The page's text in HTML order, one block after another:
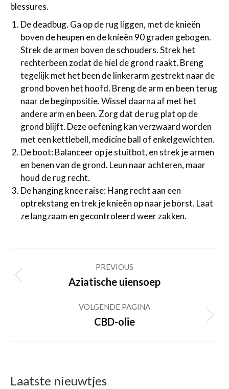
blessures.
De deadbug. Ga op de rug liggen, met de knieën
boven de heupen en de knieën 90 graden gebogen.
Strek de armen boven de schouders. Strek het
rechterbeen zodat de hiel de grond raakt. Breng
tegelijk met het been de linkerarm gestrekt naar de
grond boven het hoofd. Breng de arm en been terug
naar de beginpositie. Wissel daarna af met het
andere arm en been. Zorg dat de rug plat op de
grond blijft. Deze oefening kan verzwaard worden
met een kettlebell, medicine ball of enkelgewichten.
De boot: Balanceer op je stuitbot, en strek je armen
en benen van de grond. Leun naar achteren, maar
houd de rug recht.
De hanging knee raise: Hang recht aan een
optrekstang en trek je knieën op naar je borst. Laat
ze langzaam en gecontroleerd weer zakken.
navigation
PREVIOUS
Previous
Aziatische uiensoep
VOLGENDE PAGINA
Volgende
CBD-olie
Laatste nieuwtjes